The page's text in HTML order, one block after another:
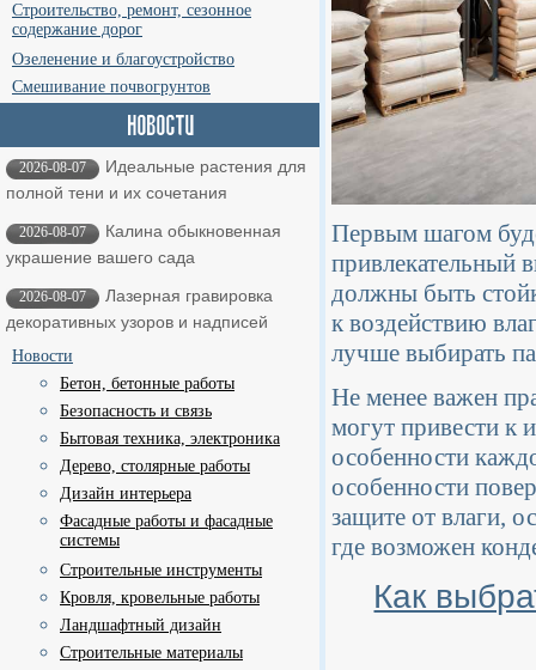
Строительство, ремонт, сезонное
содержание дорог
Озеленение и благоустройство
Смешивание почвогрунтов
2026-08-07
Идеальные растения для
полной тени и их сочетания
2026-08-07
Калина обыкновенная
украшение вашего сада
2026-08-07
Лазерная гравировка
декоративных узоров и надписей
Новости
Бетон, бетонные работы
Безопасность и связь
Бытовая техника, электроника
Дерево, столярные работы
Дизайн интерьера
Фасадные работы и фасадные
системы
Строительные инструменты
Кровля, кровельные работы
Ландшафтный дизайн
Строительные материалы
Первым шагом
привлекательный
должны быть
к воздействию
лучше выбирать
Не менее важен
могут привести
особенности
особенности
защите от влаги,
где возможен
Как